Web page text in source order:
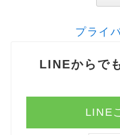
プライ
LINEからで
LINE